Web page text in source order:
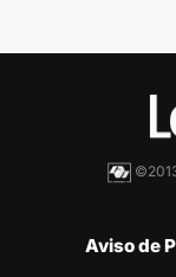
Aviso de